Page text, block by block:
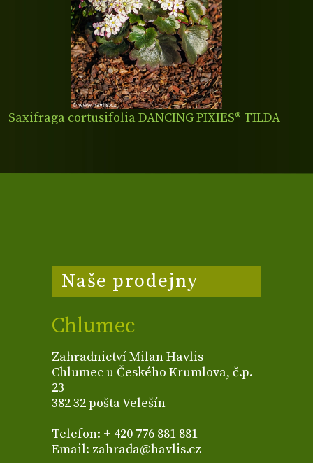
Saxifraga cortusifolia DANCING PIXIES® TILDA
Naše prodejny
Chlumec
Zahradnictví Milan Havlis
Chlumec u Českého Krumlova, č.p.
23
382 32 pošta Velešín
Telefon: + 420 776 881 881
Email: zahrada@havlis.cz